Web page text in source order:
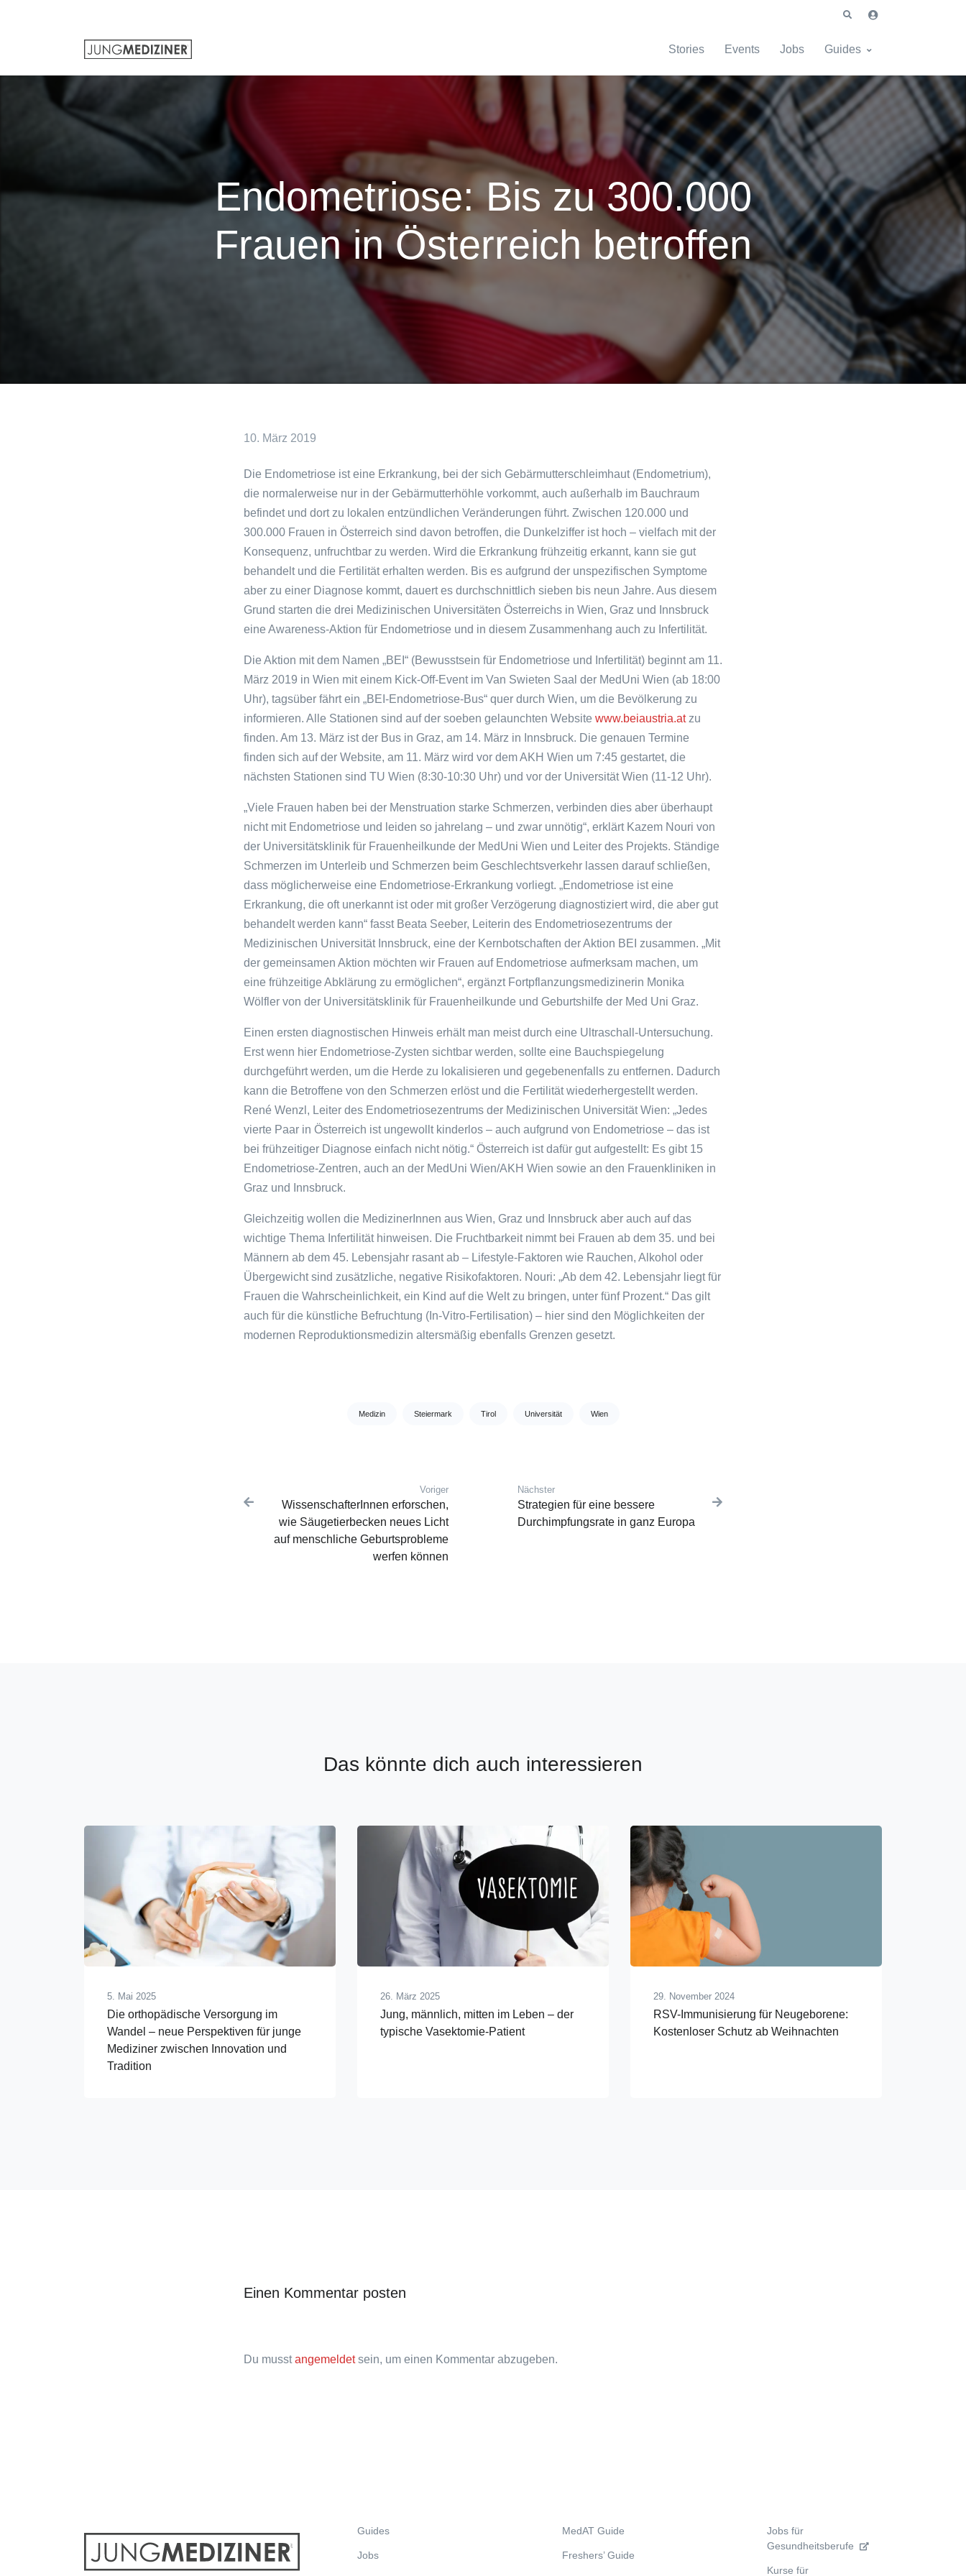
Stories Events Jobs Guides
Endometriose: Bis zu 300.000
Frauen in Österreich betroffen
10. März 2019
Die Endometriose ist eine Erkrankung, bei der sich Gebärmutterschleimhaut (Endometrium),
die normalerweise nur in der Gebärmutterhöhle vorkommt, auch außerhalb im Bauchraum
befindet und dort zu lokalen entzündlichen Veränderungen führt. Zwischen 120.000 und
300.000 Frauen in Österreich sind davon betroffen, die Dunkelziffer ist hoch – vielfach mit der
Konsequenz, unfruchtbar zu werden. Wird die Erkrankung frühzeitig erkannt, kann sie gut
behandelt und die Fertilität erhalten werden. Bis es aufgrund der unspezifischen Symptome
aber zu einer Diagnose kommt, dauert es durchschnittlich sieben bis neun Jahre. Aus diesem
Grund starten die drei Medizinischen Universitäten Österreichs in Wien, Graz und Innsbruck
eine Awareness-Aktion für Endometriose und in diesem Zusammenhang auch zu Infertilität.
Die Aktion mit dem Namen „BEI“ (Bewusstsein für Endometriose und Infertilität) beginnt am 11.
März 2019 in Wien mit einem Kick-Off-Event im Van Swieten Saal der MedUni Wien (ab 18:00
Uhr), tagsüber fährt ein „BEI-Endometriose-Bus“ quer durch Wien, um die Bevölkerung zu
informieren. Alle Stationen sind auf der soeben gelaunchten Website www.beiaustria.atzu
finden. Am 13. März ist der Bus in Graz, am 14. März in Innsbruck. Die genauen Termine
finden sich auf der Website, am 11. März wird vor dem AKH Wien um 7:45 gestartet, die
nächsten Stationen sind TU Wien (8:30-10:30 Uhr) und vor der Universität Wien (11-12 Uhr).
„Viele Frauen haben bei der Menstruation starke Schmerzen, verbinden dies aber überhaupt
nicht mit Endometriose und leiden so jahrelang – und zwar unnötig“, erklärt Kazem Nouri von
der Universitätsklinik für Frauenheilkunde der MedUni Wien und Leiter des Projekts. Ständige
Schmerzen im Unterleib und Schmerzen beim Geschlechtsverkehr lassen darauf schließen,
dass möglicherweise eine Endometriose-Erkrankung vorliegt. „Endometriose ist eine
Erkrankung, die oft unerkannt ist oder mit großer Verzögerung diagnostiziert wird, die aber gut
behandelt werden kann“ fasst Beata Seeber, Leiterin des Endometriosezentrums der
Medizinischen Universität Innsbruck, eine der Kernbotschaften der Aktion BEI zusammen. „Mit
der gemeinsamen Aktion möchten wir Frauen auf Endometriose aufmerksam machen, um
eine frühzeitige Abklärung zu ermöglichen“, ergänzt Fortpflanzungsmedizinerin Monika
Wölfler von der Universitätsklinik für Frauenheilkunde und Geburtshilfe der Med Uni Graz.
Einen ersten diagnostischen Hinweis erhält man meist durch eine Ultraschall-Untersuchung.
Erst wenn hier Endometriose-Zysten sichtbar werden, sollte eine Bauchspiegelung
durchgeführt werden, um die Herde zu lokalisieren und gegebenenfalls zu entfernen. Dadurch
kann die Betroffene von den Schmerzen erlöst und die Fertilität wiederhergestellt werden.
René Wenzl, Leiter des Endometriosezentrums der Medizinischen Universität Wien: „Jedes
vierte Paar in Österreich ist ungewollt kinderlos – auch aufgrund von Endometriose – das ist
bei frühzeitiger Diagnose einfach nicht nötig.“ Österreich ist dafür gut aufgestellt: Es gibt 15
Endometriose-Zentren, auch an der MedUni Wien/AKH Wien sowie an den Frauenkliniken in
Graz und Innsbruck.
Gleichzeitig wollen die MedizinerInnen aus Wien, Graz und Innsbruck aber auch auf das
wichtige Thema Infertilität hinweisen. Die Fruchtbarkeit nimmt bei Frauen ab dem 35. und bei
Männern ab dem 45. Lebensjahr rasant ab – Lifestyle-Faktoren wie Rauchen, Alkohol oder
Übergewicht sind zusätzliche, negative Risikofaktoren. Nouri: „Ab dem 42. Lebensjahr liegt für
Frauen die Wahrscheinlichkeit, ein Kind auf die Welt zu bringen, unter fünf Prozent.“ Das gilt
auch für die künstliche Befruchtung (In-Vitro-Fertilisation) – hier sind den Möglichkeiten der
modernen Reproduktionsmedizin altersmäßig ebenfalls Grenzen gesetzt.
Medizin Steiermark Tirol Universität Wien
Post navigation Voriger
Vorheriger Beitrag:
WissenschafterInnen erforschen,
wie Säugetierbecken neues Licht
auf menschliche Geburtsprobleme
werfen können
Nächster
Nächster Beitrag:
Strategien für eine bessere
Durchimpfungsrate in ganz Europa
Das könnte dich auch interessieren
5. Mai 2025
Die orthopädische Versorgung im
Wandel – neue Perspektiven für junge
Mediziner zwischen Innovation und
Tradition
26. März 2025
Jung, männlich, mitten im Leben – der
typische Vasektomie-Patient
29. November 2024
RSV-Immunisierung für Neugeborene:
Kostenloser Schutz ab Weihnachten
Einen Kommentar posten
Du musstangemeldetsein, um einen Kommentar abzugeben.
Guides
Jobs
MedAT Guide
Freshers’ Guide
Jobs für
Gesundheitsberufe
Kurse für